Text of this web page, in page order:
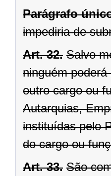
Parágrafo
impediria de
Art. 32. Salvo
ninguém
outro cargo ou
Autarquias,
instituídas pelo
do cargo ou
Art. 33. São